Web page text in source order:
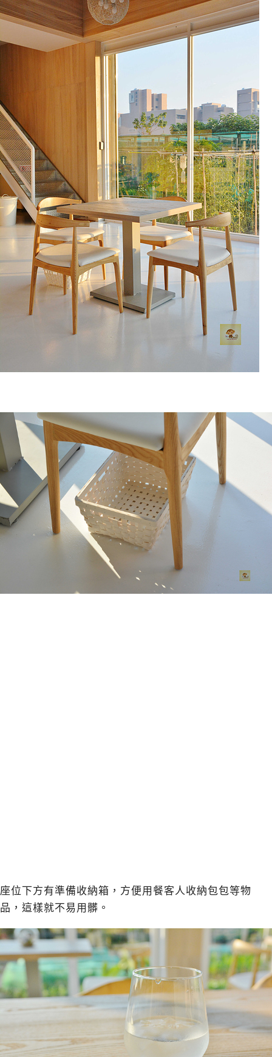
座位下方有準備收納箱，方便用餐客人收納包包等物
品，這樣就不易用髒。